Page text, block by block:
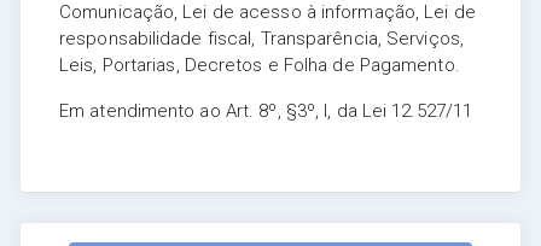
Comunicação, Lei de acesso à informação, Lei de
responsabilidade fiscal, Transparência, Serviços,
Leis, Portarias, Decretos e Folha de Pagamento.
Em atendimento ao Art. 8º, §3º, I, da Lei 12.527/11